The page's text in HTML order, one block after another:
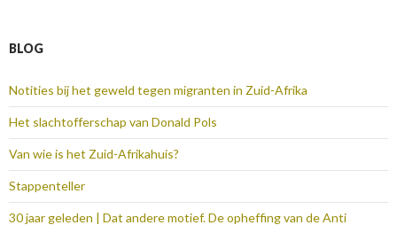
BLOG
Notities bij het geweld tegen migranten in Zuid-Afrika
Het slachtofferschap van Donald Pols
Van wie is het Zuid-Afrikahuis?
Stappenteller
30 jaar geleden | Dat andere motief. De opheffing van de Anti